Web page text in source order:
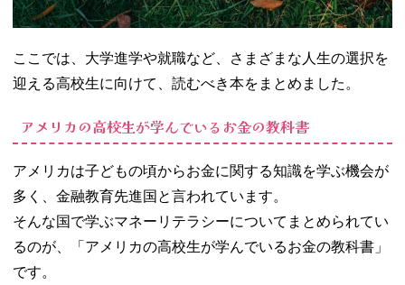
ここでは、大学進学や就職など、さまざまな人生の選択を
迎える高校生に向けて、読むべき本をまとめました。
アメリカの高校生が学んでいるお金の教科書
アメリカは子どもの頃からお金に関する知識を学ぶ機会が
多く、金融教育先進国と言われています。
そんな国で学ぶマネーリテラシーについてまとめられてい
るのが、「アメリカの高校生が学んでいるお金の教科書」
です。